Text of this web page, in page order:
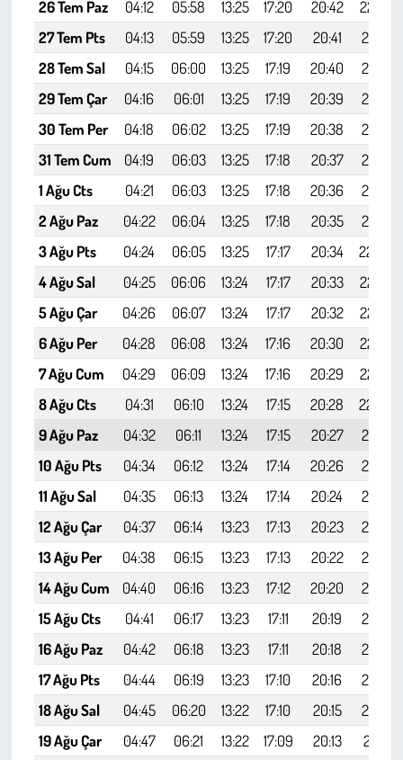
26 Tem Paz
04:12 05:58 13:25 17:20 20:42
22:20
27 Tem Pts
04:13 05:59 13:25 17:20 20:41
22:19
28 Tem Sal
04:15 06:00 13:25 17:19 20:40
22:17
29 Tem Çar
04:16 06:01 13:25 17:19 20:39
22:16
30 Tem Per
04:18 06:02 13:25 17:19 20:38
22:15
31 Tem Cum
04:19 06:03 13:25 17:18 20:37
22:13
1 Ağu Cts
04:21 06:03 13:25 17:18 20:36
22:12
2 Ağu Paz
04:22 06:04 13:25 17:18 20:35
22:10
3 Ağu Pts
04:24 06:05 13:25 17:17 20:34
22:08
4 Ağu Sal
04:25 06:06 13:24 17:17 20:33
22:07
5 Ağu Çar
04:26 06:07 13:24 17:17 20:32
22:05
6 Ağu Per
04:28 06:08 13:24 17:16 20:30
22:04
7 Ağu Cum
04:29 06:09 13:24 17:16 20:29
22:02
8 Ağu Cts
04:31 06:10 13:24 17:15 20:28
22:00
9 Ağu Paz
04:32 06:11 13:24 17:15 20:27
21:59
10 Ağu Pts
04:34 06:12 13:24 17:14 20:26
21:57
11 Ağu Sal
04:35 06:13 13:24 17:14 20:24
21:55
12 Ağu Çar
04:37 06:14 13:23 17:13 20:23
21:54
13 Ağu Per
04:38 06:15 13:23 17:13 20:22
21:52
14 Ağu Cum
04:40 06:16 13:23 17:12 20:20
21:50
15 Ağu Cts
04:41 06:17 13:23 17:11 20:19
21:48
16 Ağu Paz
04:42 06:18 13:23 17:11 20:18
21:46
17 Ağu Pts
04:44 06:19 13:23 17:10 20:16
21:45
18 Ağu Sal
04:45 06:20 13:22 17:10 20:15
21:43
19 Ağu Çar
04:47 06:21 13:22 17:09 20:13
21:41
Kent
Eğlence